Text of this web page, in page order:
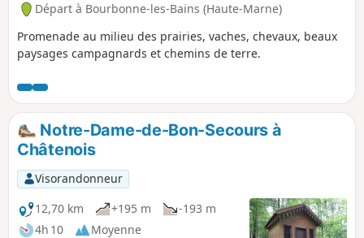
Départ à Bourbonne-les-Bains (Haute-Marne)
Promenade au milieu des prairies, vaches, chevaux, beaux
paysages campagnards et chemins de terre.
Notre-Dame-de-Bon-Secours à
Châtenois
Visorandonneur
12,70 km
+195 m
-193 m
4h 10
Moyenne